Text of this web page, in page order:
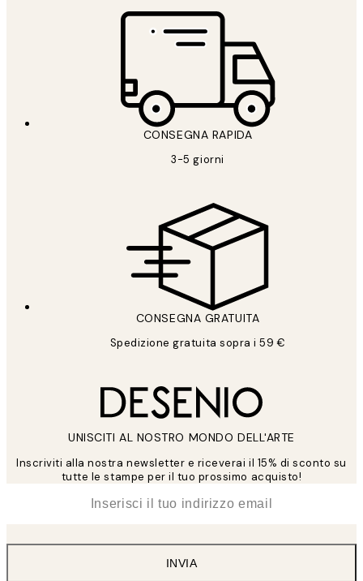
CONSEGNA RAPIDA
3-5 giorni
CONSEGNA GRATUITA
Spedizione gratuita sopra i 59 €
UNISCITI AL NOSTRO MONDO DELL'ARTE
Inscriviti alla nostra newsletter e riceverai il 15% di sconto su
tutte le stampe per il tuo prossimo acquisto!
INVIA